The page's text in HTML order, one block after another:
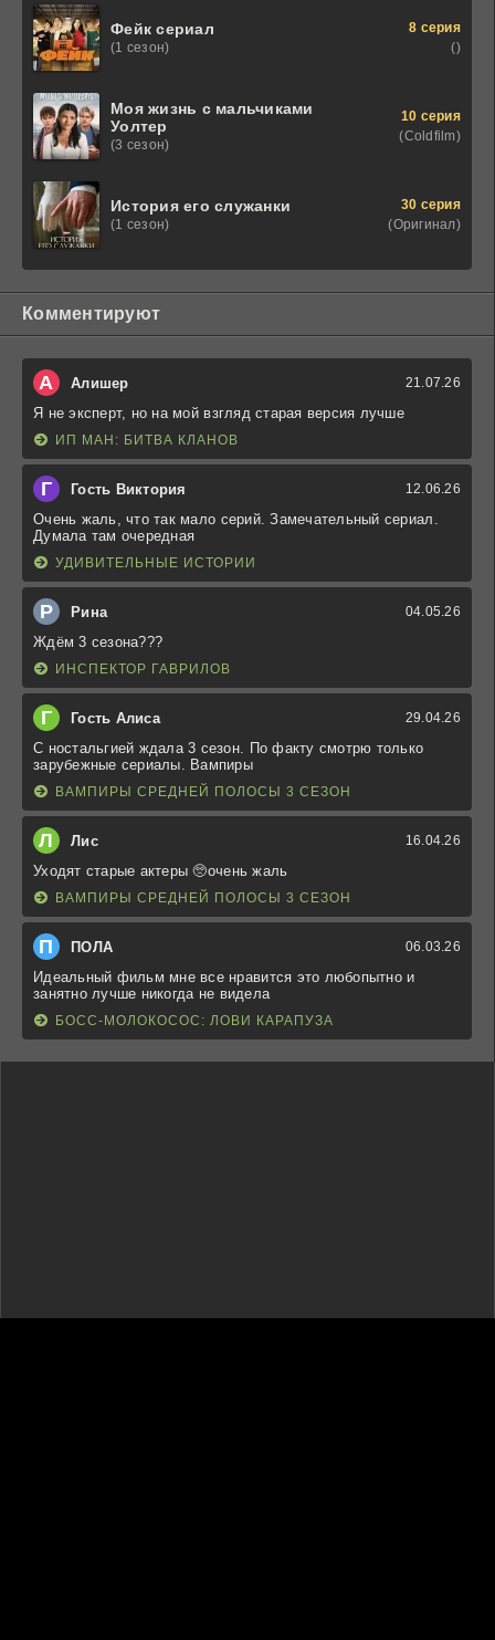
Фейк сериал
(1 сезон)
8 серия
()
Моя жизнь с мальчиками
Уолтер
(3 сезон)
10 серия
(Coldfilm)
История его служанки
(1 сезон)
30 серия
(Оригинал)
Комментируют
А Алишер 21.07.26
Я не эксперт, но на мой взгляд старая версия лучше
ИП МАН: БИТВА КЛАНОВ
Г Гость Виктория 12.06.26
Очень жаль, что так мало серий. Замечательный сериал.
Думала там очередная
УДИВИТЕЛЬНЫЕ ИСТОРИИ
Р Рина 04.05.26
Ждём 3 сезона???
ИНСПЕКТОР ГАВРИЛОВ
Г Гость Алиса 29.04.26
С ностальгией ждала 3 сезон. По факту смотрю только
зарубежные сериалы. Вампиры
ВАМПИРЫ СРЕДНЕЙ ПОЛОСЫ 3 СЕЗОН
Л Лис 16.04.26
Уходят старые актеры 🥺очень жаль
ВАМПИРЫ СРЕДНЕЙ ПОЛОСЫ 3 СЕЗОН
П ПОЛА 06.03.26
Идеальный фильм мне все нравится это любопытно и
занятно лучше никогда не видела
БОСС-МОЛОКОСОС: ЛОВИ КАРАПУЗА